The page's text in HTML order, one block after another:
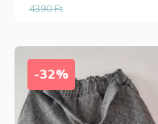
4390Ft
-32%